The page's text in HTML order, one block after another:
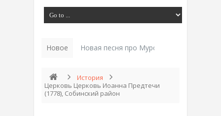
Новое Новая песня про Муром: «Былинный
История
Церковь Церковь Иоанна Предтечи
(1778), Собинский район